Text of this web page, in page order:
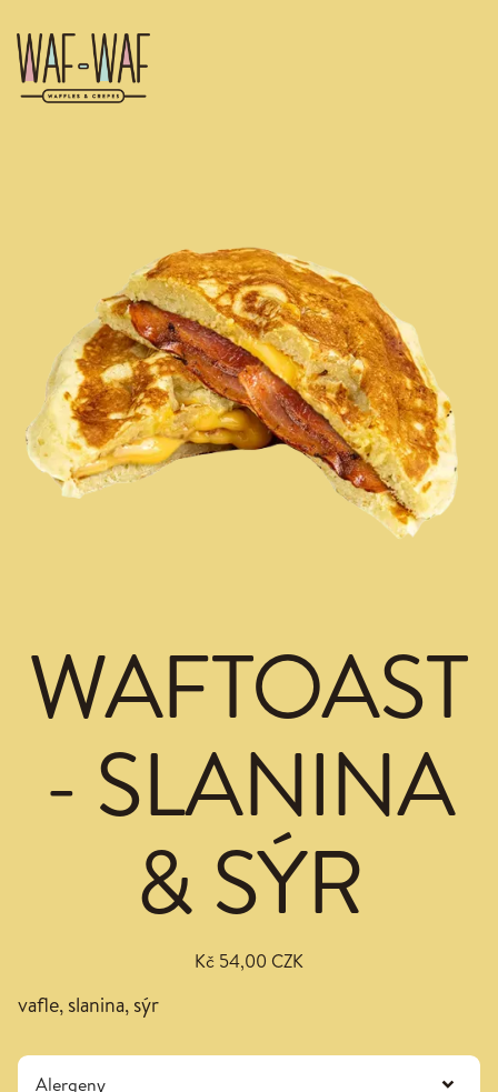
WAFTOAST
- SLANINA
& SÝR
Kč 54,00 CZK
vafle, slanina, sýr
Alergeny